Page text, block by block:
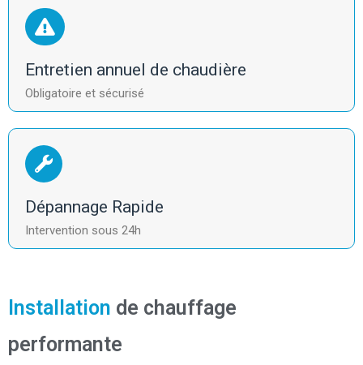
Entretien annuel de chaudière
Obligatoire et sécurisé
Dépannage Rapide
Intervention sous 24h
Installation de chauffage
performante